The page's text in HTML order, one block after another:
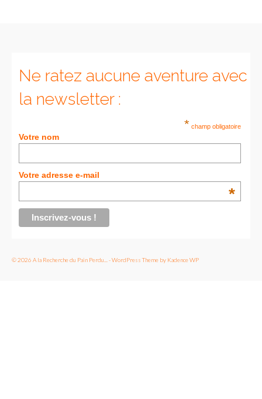
– Berlin
BOLIVIE
– Sucre
CHILI
CHINE
– Guilin
Ne ratez aucune aventure avec
la newsletter :
* champ obligatoire
Votre nom
Votre adresse e-mail
*
© 2026 A la Recherche du Pain Perdu... - WordPress Theme by Kadence WP